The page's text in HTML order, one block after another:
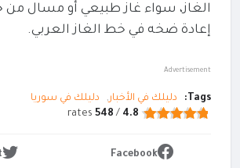
الغاز، سواء غاز طبيعي أو مسال من
إعادة ضخه في خط الغاز العربي.
Advertisement
Tags: دليلك في الأخبار
دليلك في سوريا
4.8
/
548
rates
Facebook